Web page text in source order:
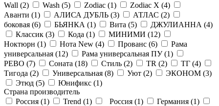
Wall (2) Wash (5) Zodiac (1) Zodiac X (4)
Аванти (1) АЛИСА ДУБЛЬ (3) АТЛАС (2)
боковая (6) БЬЯНКА (1) Вита (5) ДЖУЛИАННА (4)
Классик (3) Кода (1) МИНИМИ (12)
Ноктюрн (1) Нота New (4) Прованс (6)
Рама
универсальная (12) Рама универсальная ПУ (1)
РЕВО (7) Соната (18) Стиль (2) ТR (2) ТГ (4)
Тигода (2) Универсальная (8) Уют (2) ЭКОНОМ (3)
Этюд (5) Юнификс (1)
Страна производитель
Россия (1) Trend (1) Россия (1) Германия (1)